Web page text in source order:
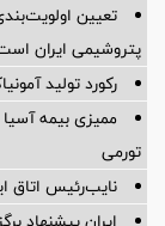
تعیین
پتروشیمی ایران
رکورد تولید
ممیزی بیمه آسیا
تورمی
نایب‌رئیس اتاق